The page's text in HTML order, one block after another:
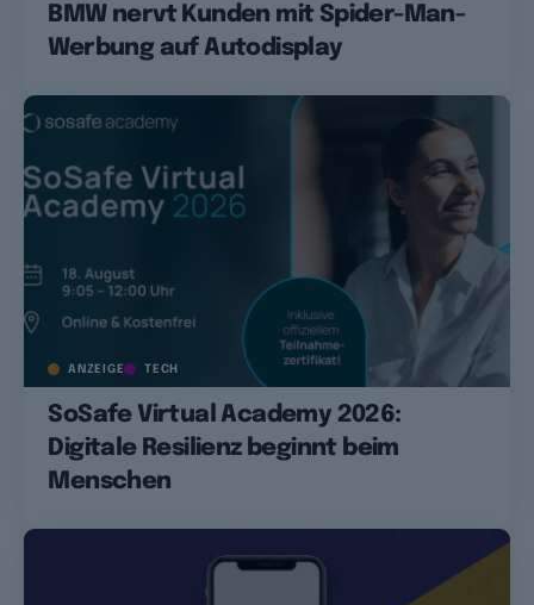
BMW nervt Kunden mit Spider-Man-
Werbung auf Autodisplay
ANZEIGE TECH
SoSafe Virtual Academy 2026:
Digitale Resilienz beginnt beim
Menschen